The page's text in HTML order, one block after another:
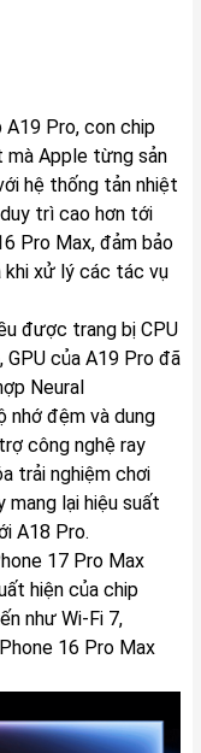
Pro, con chip
mà Apple từng sản
hệ thống tản nhiệt
trì cao hơn tới
Pro Max, đảm bảo
khi xử lý các tác vụ
được trang bị CPU
GPU của A19 Pro đã
Neural
nhớ đệm và dung
công nghệ ray
trải nghiệm chơi
mang lại hiệu suất
A18 Pro.
17 Pro Max
hiện của chip
như Wi-Fi 7,
16 Pro Max